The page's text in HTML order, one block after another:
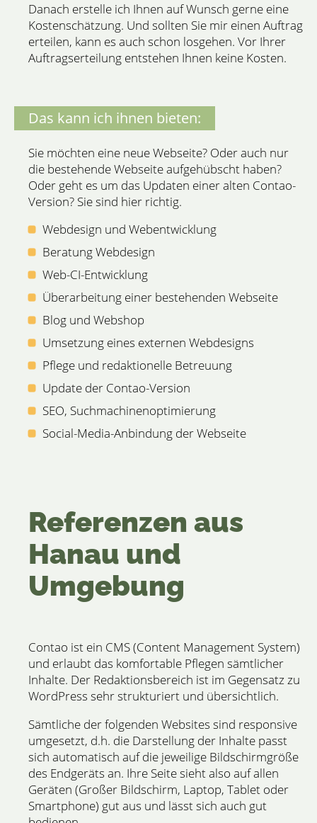
Danach erstelle ich Ihnen auf Wunsch gerne eine
Kostenschätzung. Und sollten Sie mir einen Auftrag
erteilen, kann es auch schon losgehen. Vor Ihrer
Auftragserteilung entstehen Ihnen keine Kosten.
Das kann ich ihnen bieten:
Sie möchten eine neue Webseite? Oder auch nur
die bestehende Webseite aufgehübscht haben?
Oder geht es um das Updaten einer alten Contao-
Version? Sie sind hier richtig.
Webdesign und Webentwicklung
Beratung Webdesign
Web-CI-Entwicklung
Überarbeitung einer bestehenden Webseite
Blog und Webshop
Umsetzung eines externen Webdesigns
Pflege und redaktionelle Betreuung
Update der Contao-Version
SEO, Suchmachinenoptimierung
Social-Media-Anbindung der Webseite
Referenzen aus
Hanau und
Umgebung
Contao ist ein CMS (Content Management System)
und erlaubt das komfortable Pflegen sämtlicher
Inhalte. Der Redaktionsbereich ist im Gegensatz zu
WordPress sehr strukturiert und übersichtlich.
Sämtliche der folgenden Websites sind responsive
umgesetzt, d.h. die Darstellung der Inhalte passt
sich automatisch auf die jeweilige Bildschirmgröße
des Endgeräts an. Ihre Seite sieht also auf allen
Geräten (Großer Bildschirm, Laptop, Tablet oder
Smartphone) gut aus und lässt sich auch gut